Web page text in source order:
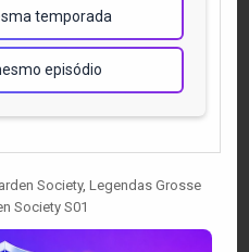
temporada
episódio
Society, Legendas Grosse
Society S01